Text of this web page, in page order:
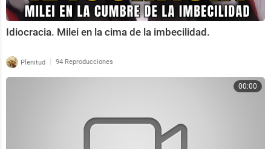
Idiocracia. Milei en la cima de la imbecilidad.
Plenitud | 94 Reproducciones
00:00